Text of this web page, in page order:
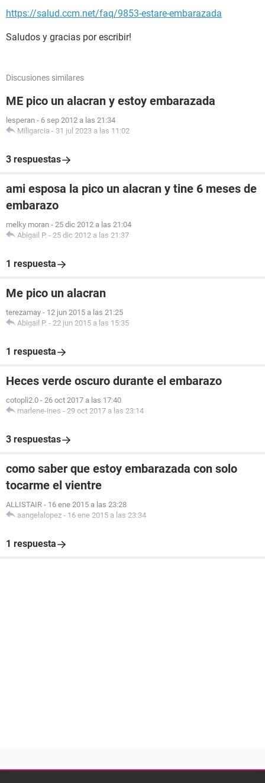
https://salud.ccm.net/faq/9853-estare-embarazada
Saludos y gracias por escribir!
Discusiones similares
ME pico un alacran y estoy embarazada
lesperan - 6 sep 2012 a las 21:34
Miligarcia - 31 jul 2023 a las 11:02
3 respuestas
ami esposa la pico un alacran y tine 6 meses de
embarazo
melky moran - 25 dic 2012 a las 21:04
Abigail P. - 25 dic 2012 a las 21:37
1 respuesta
Me pico un alacran
terezamay - 12 jun 2015 a las 21:25
Abigail P. - 22 jun 2015 a las 15:35
1 respuesta
Heces verde oscuro durante el embarazo
cotopli2.0 - 26 oct 2017 a las 17:40
marlene-ines - 29 oct 2017 a las 23:14
3 respuestas
como saber que estoy embarazada con solo
tocarme el vientre
ALLISTAIR - 16 ene 2015 a las 23:28
aangelalopez - 16 ene 2015 a las 23:34
1 respuesta